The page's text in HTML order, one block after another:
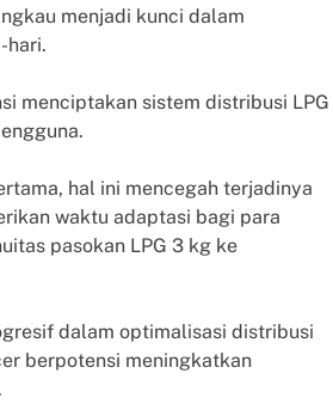
menjadi kunci dalam
hari.
menciptakan sistem distribusi LPG
hal ini mencegah terjadinya
waktu adaptasi bagi para
pasokan LPG 3 kg ke
dalam optimalisasi distribusi
berpotensi meningkatkan